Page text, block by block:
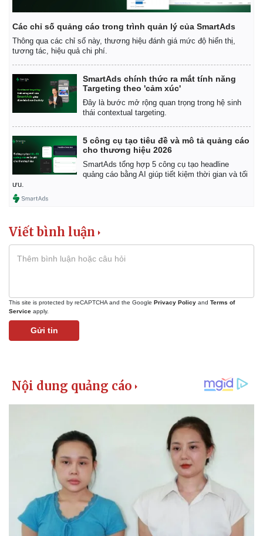
Pháp luật
Vụ án
Quân sự - Quốc phòng
Vũ khí
Các chỉ số quảng cáo trong trình quản lý của SmartAds
Thông qua các chỉ số này, thương hiệu đánh giá mức độ hiển thị,
tương tác, hiệu quả chi phí.
SmartAds chính thức ra mắt tính năng
Targeting theo 'cảm xúc'
Đây là bước mở rộng quan trọng trong hệ sinh
thái contextual targeting.
5 công cụ tạo tiêu đề và mô tả quảng cáo
cho thương hiệu 2026
SmartAds tổng hợp 5 công cụ tạo headline
quảng cáo bằng AI giúp tiết kiệm thời gian và tối
ưu.
Viết bình luận
This site is protected by reCAPTCHA and the Google Privacy Policy and Terms of
Service apply.
Gửi tin